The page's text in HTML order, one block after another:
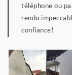
téléphone ou
rendu
confiance!